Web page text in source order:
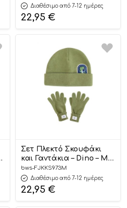
Διαθέσιμο από 7-12 ημέρες
22,95 €
Σετ Πλεκτό Σκουφάκι
και Γαντάκια – Dino – M –
FlapjackKids
bws-FJKKS973M
Διαθέσιμο από 7-12 ημέρες
22,95 €